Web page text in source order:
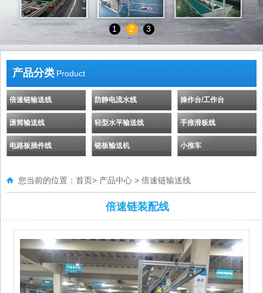
1 2 3
产品分类 Product
倍速链输送线 防静电流水线 操作台/工作台
滚筒输送线 轻型水平输送线 手推滑板线
电路板插件线 链板输送机 小推车
您当前的位置： 首页> 产品中心 > 倍速链输送线
倍速链装配线